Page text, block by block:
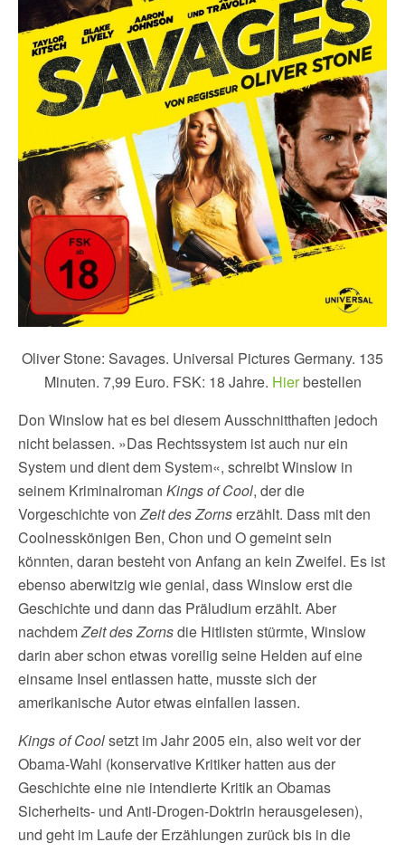
Oliver Stone: Savages. Universal Pictures Germany. 135
Minuten. 7,99 Euro. FSK: 18 Jahre. Hierbestellen
Don Winslow hat es bei diesem Ausschnitthaften jedoch
nicht belassen. »Das Rechtssystem ist auch nur ein
System und dient dem System«, schreibt Winslow in
seinem Kriminalroman Kings of Cool, der die
Vorgeschichte vonZeit des Zornserzählt. Dass mit den
Coolnesskönigen Ben, Chon und O gemeint sein
könnten, daran besteht von Anfang an kein Zweifel. Es ist
ebenso aberwitzig wie genial, dass Winslow erst die
Geschichte und dann das Präludium erzählt. Aber
nachdemZeit des Zornsdie Hitlisten stürmte, Winslow
darin aber schon etwas voreilig seine Helden auf eine
einsame Insel entlassen hatte, musste sich der
amerikanische Autor etwas einfallen lassen.
Kings of Coolsetzt im Jahr 2005 ein, also weit vor der
Obama-Wahl (konservative Kritiker hatten aus der
Geschichte eine nie intendierte Kritik an Obamas
Sicherheits- und Anti-Drogen-Doktrin herausgelesen),
und geht im Laufe der Erzählungen zurück bis in die